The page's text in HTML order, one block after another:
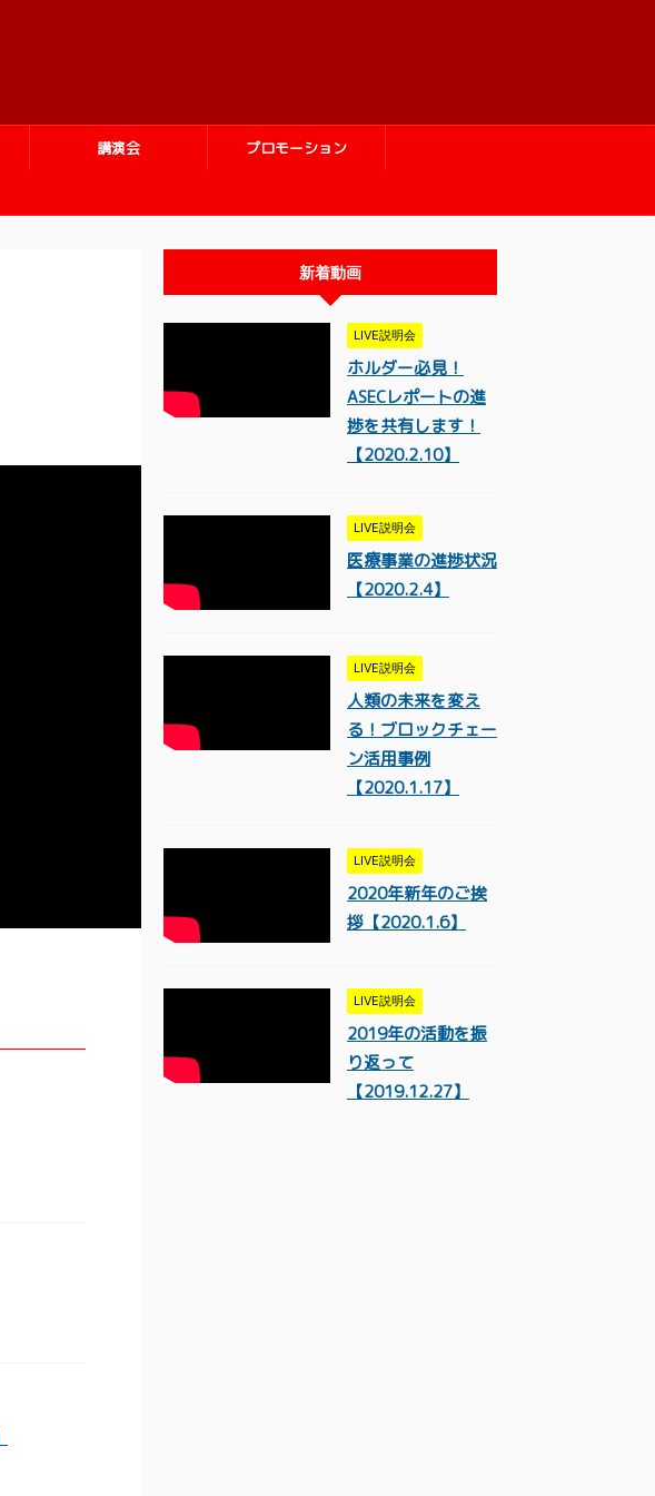
講演会 プロモーション
新着動画
LIVE説明会
ホルダー必見！
ASECレポートの進
捗を共有します！
【2020.2.10】
LIVE説明会
医療事業の進捗状況
【2020.2.4】
LIVE説明会
人類の未来を変え
る！ブロックチェー
ン活用事例
【2020.1.17】
LIVE説明会
2020年新年のご挨
拶【2020.1.6】
LIVE説明会
2019年の活動を振
り返って
【2019.12.27】